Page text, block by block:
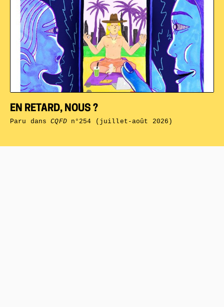
EN RETARD, NOUS ?
Paru dansCQFDn°254 (juillet-août 2026)